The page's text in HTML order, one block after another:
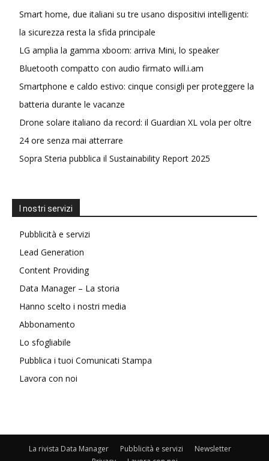
Smart home, due italiani su tre usano dispositivi intelligenti:
la sicurezza resta la sfida principale
LG amplia la gamma xboom: arriva Mini, lo speaker
Bluetooth compatto con audio firmato will.i.am
Smartphone e caldo estivo: cinque consigli per proteggere la
batteria durante le vacanze
Drone solare italiano da record: il Guardian XL vola per oltre
24 ore senza mai atterrare
Sopra Steria pubblica il Sustainability Report 2025
I nostri servizi
Pubblicità e servizi
Lead Generation
Content Providing
Data Manager – La storia
Hanno scelto i nostri media
Abbonamento
Lo sfogliabile
Pubblica i tuoi Comunicati Stampa
Lavora con noi
La rivista Data Manager Pubblicità e servizi
Newsletter